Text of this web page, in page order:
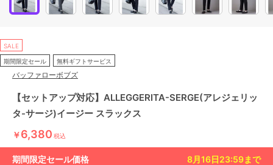
SALE
期間限定セール 無料ギフトサービス
バッファローボブズ
【セットアップ対応】ALLEGGERITA-SERGE(アレジェリッ
タ-サージ)イージー スラックス
￥6,380 税込
期間限定セール価格 8月16日23:59まで